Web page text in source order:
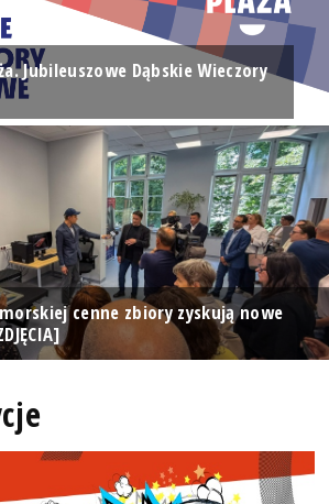
Jubileuszowe Dąbskie Wieczory
cenne zbiory zyskują nowe